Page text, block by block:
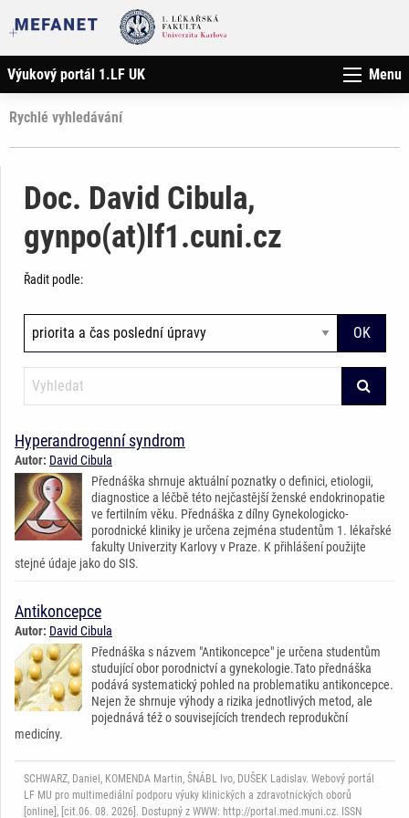
Výukový portál 1.LF UK Menu
Rychlé vyhledávání
Doc. David Cibula,
gynpo(at)lf1.cuni.cz
Řadit podle:
Hyperandrogenní syndrom
Autor: David Cibula
Přednáška shrnuje aktuální poznatky o definici, etiologii,
diagnostice a léčbě této nejčastější ženské endokrinopatie
ve fertilním věku. Přednáška z dílny Gynekologicko-
porodnické kliniky je určena zejména studentům 1. lékařské
fakulty Univerzity Karlovy v Praze. K přihlášení použijte
stejné údaje jako do SIS.
Antikoncepce
Autor: David Cibula
Přednáška s názvem "Antikoncepce" je určena studentům
studující obor porodnictví a gynekologie.Tato přednáška
podává systematický pohled na problematiku antikoncepce.
Nejen že shrnuje výhody a rizika jednotlivých metod, ale
pojednává též o souvisejících trendech reprodukční
medicíny.
SCHWARZ, Daniel, KOMENDA Martin, ŠNÁBL Ivo, DUŠEK Ladislav. Webový portál
LF MU pro multimediální podporu výuky klinických a zdravotnických oborů
[online], [cit.06. 08. 2026]. Dostupný z WWW: http://portal.med.muni.cz. ISSN